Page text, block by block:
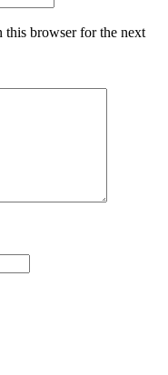
this browser for the next